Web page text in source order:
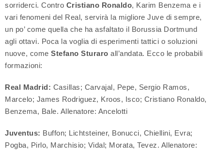
sorriderci. Contro Cristiano Ronaldo, Karim Benzema e i
vari fenomeni del Real, servirà la migliore Juve di sempre,
un po’ come quella che ha asfaltato il Borussia Dortmund
agli ottavi. Poca la voglia di esperimenti tattici o soluzioni
nuove, come Stefano Sturaro all’andata. Ecco le probabili
formazioni:
Real Madrid: Casillas; Carvajal, Pepe, Sergio Ramos,
Marcelo; James Rodriguez, Kroos, Isco; Cristiano Ronaldo,
Benzema, Bale. Allenatore: Ancelotti
Juventus: Buffon; Lichtsteiner, Bonucci, Chiellini, Evra;
Pogba, Pirlo, Marchisio; Vidal; Morata, Tevez. Allenatore: